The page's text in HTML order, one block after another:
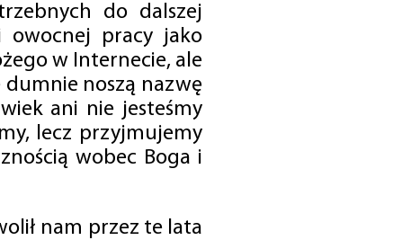
do dalszej
owocnej pracy jako
w Internecie, ale
dumnie noszą nazwę
ani nie jesteśmy
lecz przyjmujemy
wobec Boga i
nam przez te lata